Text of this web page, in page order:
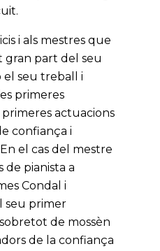
i als mestres que
gran part del seu
seu treball i
primeres
actuacions
confiança i
el cas del mestre
de pianista a
Condal i
seu primer
de mossèn
de la confiança